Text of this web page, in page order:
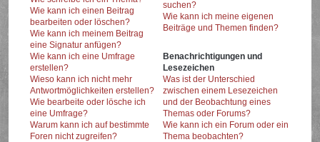
Wie kann ich einen Beitrag
bearbeiten oder löschen?
Wie kann ich meinem Beitrag
eine Signatur anfügen?
Wie kann ich eine Umfrage
erstellen?
Wieso kann ich nicht mehr
Antwortmöglichkeiten erstellen?
Wie bearbeite oder lösche ich
eine Umfrage?
Warum kann ich auf bestimmte
Foren nicht zugreifen?
suchen?
Wie kann ich meine eigenen
Beiträge und Themen finden?
Benachrichtigungen und
Lesezeichen
Was ist der Unterschied
zwischen einem Lesezeichen
und der Beobachtung eines
Themas oder Forums?
Wie kann ich ein Forum oder ein
Thema beobachten?